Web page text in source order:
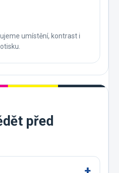
umístění, kontrast i
před